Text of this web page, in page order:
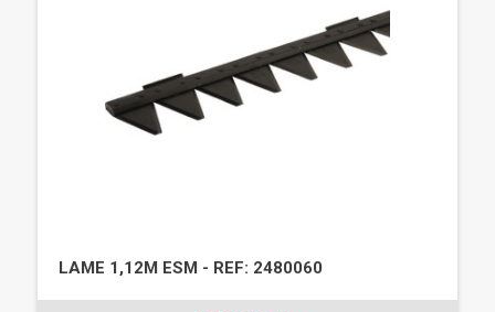
LAME 1,12M ESM - REF: 2480060